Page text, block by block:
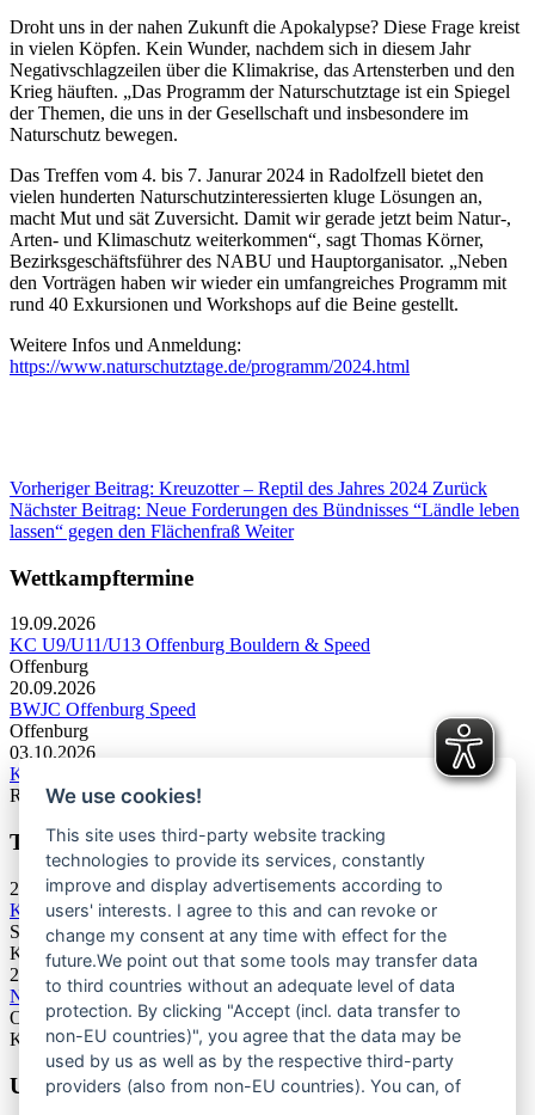
Droht uns in der nahen Zukunft die Apokalypse? Diese Frage kreist
in vielen Köpfen. Kein Wunder, nachdem sich in diesem Jahr
Negativschlagzeilen über die Klimakrise, das Artensterben und den
Krieg häuften. „Das Programm der Naturschutztage ist ein Spiegel
der Themen, die uns in der Gesellschaft und insbesondere im
Naturschutz bewegen.
Das Treffen vom 4. bis 7. Janurar 2024 in Radolfzell bietet den
vielen hunderten Naturschutzinteressierten kluge Lösungen an,
macht Mut und sät Zuversicht. Damit wir gerade jetzt beim Natur-,
Arten- und Klimaschutz weiterkommen“, sagt Thomas Körner,
Bezirksgeschäftsführer des NABU und Hauptorganisator. „Neben
den Vorträgen haben wir wieder ein umfangreiches Programm mit
rund 40 Exkursionen und Workshops auf die Beine gestellt.
Weitere Infos und Anmeldung:
https://www.naturschutztage.de/programm/2024.html
Vorheriger Beitrag: Kreuzotter – Reptil des Jahres 2024 Zurück
Nächster Beitrag: Neue Forderungen des Bündnisses “Ländle leben
lassen“ gegen den Flächenfraß Weiter
Wettkampftermine
19.09.2026
KC U9/U11/U13 Offenburg Bouldern & Speed
Offenburg
20.09.2026
BWJC Offenburg Speed
Offenburg
03.10.2026
KC U13 Rottweil Toprope & Speed
Rottweil
Termine Bergsport & Naturschutz
28.11.2026
Kletterforum 2026
Stuttgart
Kategorie: Tagung
25.06.2027
Naturschutztagung 2027
Oberes Donautal, Beuron
Kategorie: Tagung
Unsere Newsletter
We use cookies!
This site uses third-party website tracking
technologies to provide its services, constantly
improve and display advertisements according to
users' interests. I agree to this and can revoke or
change my consent at any time with effect for the
future.We point out that some tools may transfer data
to third countries without an adequate level of data
protection. By clicking "Accept (incl. data transfer to
non-EU countries)", you agree that the data may be
used by us as well as by the respective third-party
providers (also from non-EU countries). You can, of